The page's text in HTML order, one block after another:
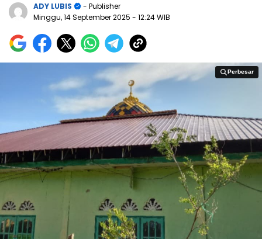
ADY LUBIS
- Publisher
Minggu, 14 September 2025 - 12:24 WIB
Perbesar
Perbesar